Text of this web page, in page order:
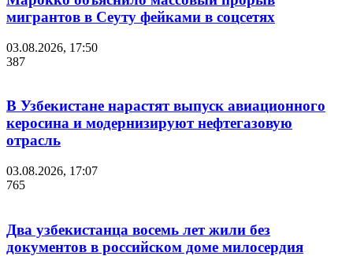
мигрантов в Сеуту фейками в соцсетях
03.08.2026, 17:50
387
В Узбекистане нарастят выпуск авиационного
керосина и модернизируют нефтегазовую
отрасль
03.08.2026, 17:07
765
Два узбекистанца восемь лет жили без
документов в российском доме милосердия